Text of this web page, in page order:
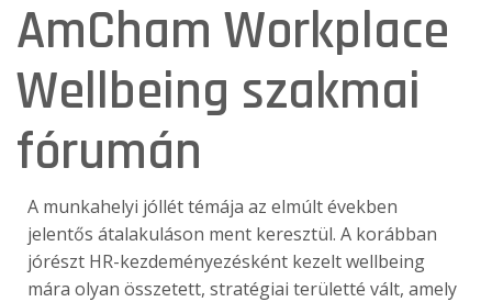
AmCham Workplace
Wellbeing szakmai
fórumán
A munkahelyi jóllét témája az elmúlt években
jelentős átalakuláson ment keresztül. A korábban
jórészt HR-kezdeményezésként kezelt wellbeing
mára olyan összetett, stratégiai területté vált, amely